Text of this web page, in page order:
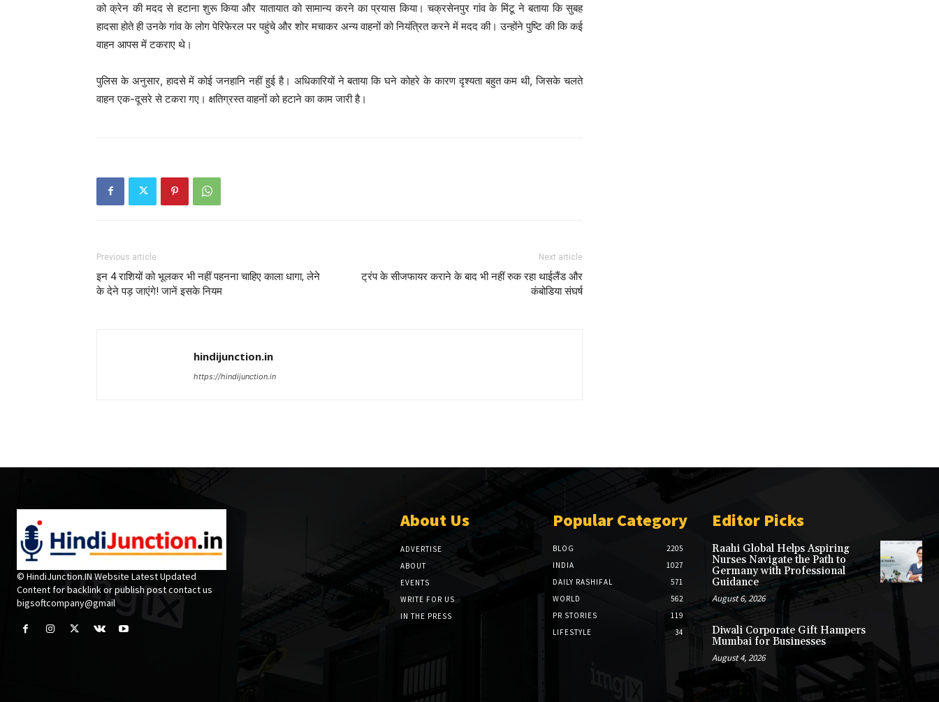
को क्रेन की मदद से हटाना शुरू किया और यातायात को सामान्य करने का प्रयास किया। चक्रसेनपुर गांव के मिंटू ने बताया कि सुबह
हादसा होते ही उनके गांव के लोग पेरिफेरल पर पहुंचे और शोर मचाकर अन्य वाहनों को नियंत्रित करने में मदद की। उन्होंने पुष्टि की कि कई
वाहन आपस में टकराए थे।
पुलिस के अनुसार, हादसे में कोई जनहानि नहीं हुई है। अधिकारियों ने बताया कि घने कोहरे के कारण दृश्यता बहुत कम थी, जिसके चलते
वाहन एक-दूसरे से टकरा गए। क्षतिग्रस्त वाहनों को हटाने का काम जारी है।
Previous article
इन 4 राशियों को भूलकर भी नहीं पहनना चाहिए काला धागा, लेने
के देने पड़ जाएंगे! जानें इसके नियम
Next article
ट्रंप के सीजफायर कराने के बाद भी नहीं रुक रहा थाईलैंड और
कंबोडिया संघर्ष
hindijunction.in
https://hindijunction.in
© HindiJunction.IN Website Latest Updated
Content for backlink or publish post contact us
bigsoftcompany@gmail
About Us
ADVERTISE
ABOUT
EVENTS
WRITE FOR US
IN THE PRESS
Popular Category
BLOG
2205
INDIA
1027
DAILY RASHIFAL
571
WORLD
562
PR STORIES
119
LIFESTYLE
34
Editor Picks
Raahi Global Helps Aspiring
Nurses Navigate the Path to
Germany with Professional
Guidance
August 6, 2026
Diwali Corporate Gift Hampers
Mumbai for Businesses
August 4, 2026